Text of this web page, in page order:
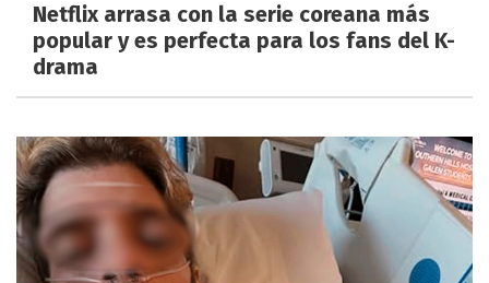
Netflix arrasa con la serie coreana más
popular y es perfecta para los fans del K-
drama